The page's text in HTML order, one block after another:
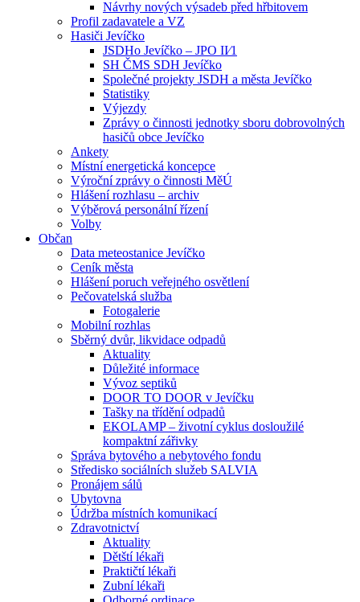
Návrhy nových výsadeb před hřbitovem
Profil zadavatele a VZ
Hasiči Jevíčko
JSDHo Jevíčko – JPO II⁄1
SH ČMS SDH Jevíčko
Společné projekty JSDH a města Jevíčko
Statistiky
Výjezdy
Zprávy o činnosti jednotky sboru dobrovolných
hasičů obce Jevíčko
Ankety
Místní energetická koncepce
Výroční zprávy o činnosti MěÚ
Hlášení rozhlasu – archiv
Výběrová personální řízení
Volby
Občan
Data meteostanice Jevíčko
Ceník města
Hlášení poruch veřejného osvětlení
Pečovatelská služba
Fotogalerie
Mobilní rozhlas
Sběrný dvůr, likvidace odpadů
Aktuality
Důležité informace
Vývoz septiků
DOOR TO DOOR v Jevíčku
Tašky na třídění odpadů
EKOLAMP – životní cyklus dosloužilé
kompaktní zářivky
Správa bytového a nebytového fondu
Středisko sociálních služeb SALVIA
Pronájem sálů
Ubytovna
Údržba místních komunikací
Zdravotnictví
Aktuality
Dětští lékaři
Praktičtí lékaři
Zubní lékaři